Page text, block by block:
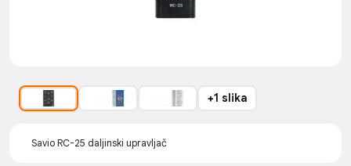
+1 slika
Savio RC-25 daljinski upravljač